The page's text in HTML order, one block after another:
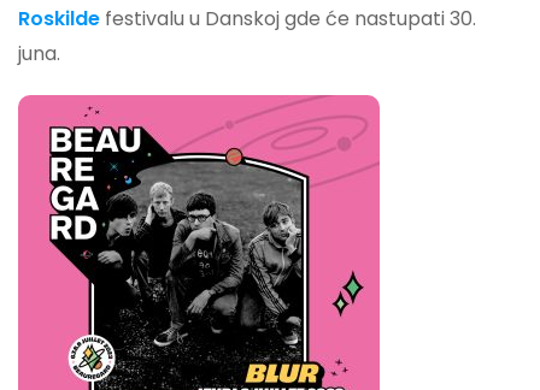
Roskilde festivalu u Danskoj gde će nastupati 30.
juna.